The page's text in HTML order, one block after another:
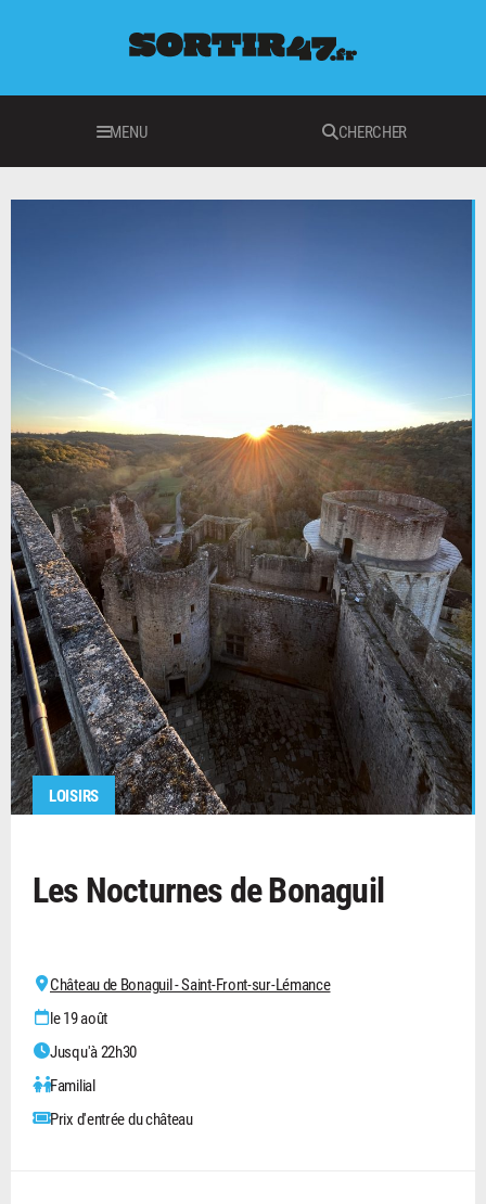
MENU CHERCHER
LOISIRS
Les Nocturnes de Bonaguil
Château de Bonaguil - Saint-Front-sur-Lémance
le 19 août
Jusqu'à 22h30
Familial
Prix d'entrée du château